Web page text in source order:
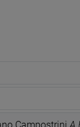
Campostrini A